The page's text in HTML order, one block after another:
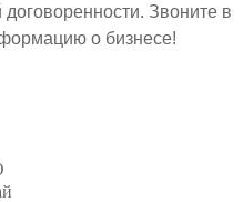
Звоните в
о бизнесе!